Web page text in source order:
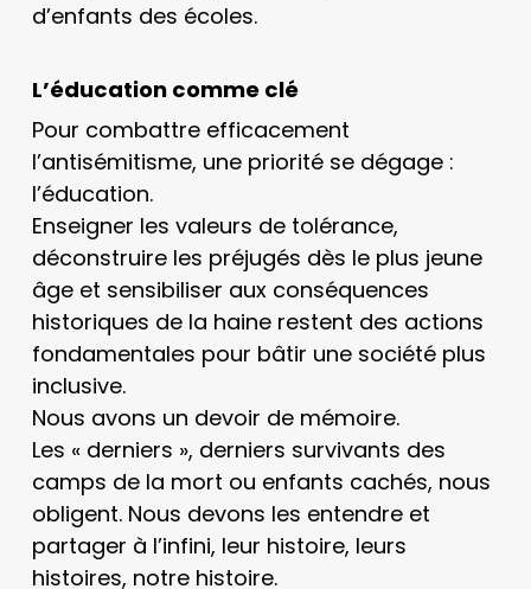
d’enfants des écoles.
L’éducation comme clé
Pour combattre efficacement
l’antisémitisme, une priorité se dégage :
l’éducation.
Enseigner les valeurs de tolérance,
déconstruire les préjugés dès le plus jeune
âge et sensibiliser aux conséquences
historiques de la haine restent des actions
fondamentales pour bâtir une société plus
inclusive.
Nous avons un devoir de mémoire.
Les « derniers », derniers survivants des
camps de la mort ou enfants cachés, nous
obligent. Nous devons les entendre et
partager à l’infini, leur histoire, leurs
histoires, notre histoire.